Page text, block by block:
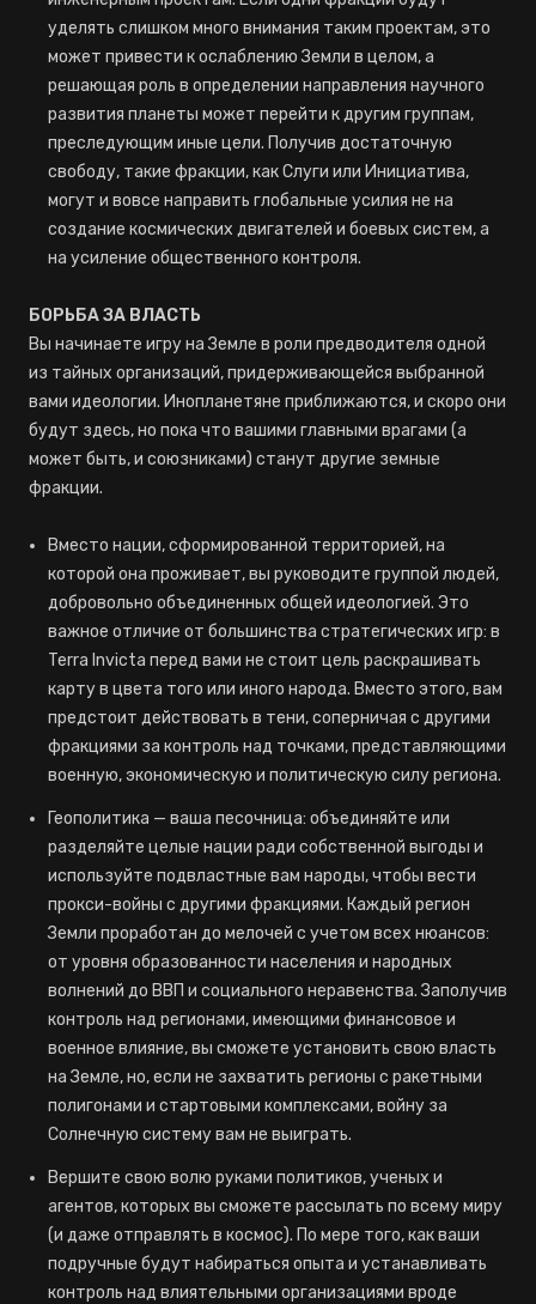
уделять слишком много внимания таким проектам, это
может привести к ослаблению Земли в целом, а
решающая роль в определении направления научного
развития планеты может перейти к другим группам,
преследующим иные цели. Получив достаточную
свободу, такие фракции, как Слуги или Инициатива,
могут и вовсе направить глобальные усилия не на
создание космических двигателей и боевых систем, а
на усиление общественного контроля.
БОРЬБА ЗА ВЛАСТЬ
Вы начинаете игру на Земле в роли предводителя одной
из тайных организаций, придерживающейся выбранной
вами идеологии. Инопланетяне приближаются, и скоро они
будут здесь, но пока что вашими главными врагами (а
может быть, и союзниками) станут другие земные
фракции.
Вместо нации, сформированной территорией, на
которой она проживает, вы руководите группой людей,
добровольно объединенных общей идеологией. Это
важное отличие от большинства стратегических игр: в
Terra Invicta перед вами не стоит цель раскрашивать
карту в цвета того или иного народа. Вместо этого, вам
предстоит действовать в тени, соперничая с другими
фракциями за контроль над точками, представляющими
военную, экономическую и политическую силу региона.
Геополитика — ваша песочница: объединяйте или
разделяйте целые нации ради собственной выгоды и
используйте подвластные вам народы, чтобы вести
прокси-войны с другими фракциями. Каждый регион
Земли проработан до мелочей с учетом всех нюансов:
от уровня образованности населения и народных
волнений до ВВП и социального неравенства. Заполучив
контроль над регионами, имеющими финансовое и
военное влияние, вы сможете установить свою власть
на Земле, но, если не захватить регионы с ракетными
полигонами и стартовыми комплексами, войну за
Солнечную систему вам не выиграть.
Вершите свою волю руками политиков, ученых и
агентов, которых вы сможете рассылать по всему миру
(и даже отправлять в космос). По мере того, как ваши
подручные будут набираться опыта и устанавливать
контроль над влиятельными организациями вроде